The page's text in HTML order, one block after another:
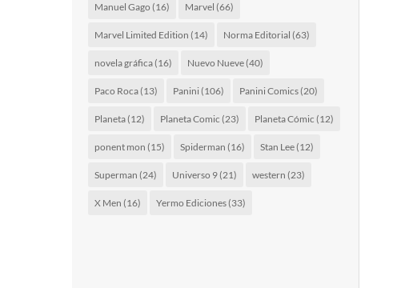
Manuel Gago (16) Marvel (66)
Marvel Limited Edition (14) Norma Editorial (63)
novela gráfica(16) Nuevo Nueve(40)
Paco Roca(13) Panini(106) Panini Comics(20)
Planeta(12) Planeta Comic (23) Planeta Cómic (12)
ponent mon (15) Spiderman (16) Stan Lee(12)
Superman (24) Universo 9(21) western (23)
X Men (16) Yermo Ediciones(33)